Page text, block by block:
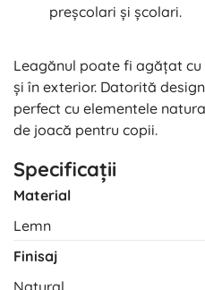
preșcolari și școlari.
Leagănul poate fi agățat
și în exterior. Datorită
perfect cu elementele
de joacă pentru copii.
Specificații
Material
Lemn
Finisaj
Natural